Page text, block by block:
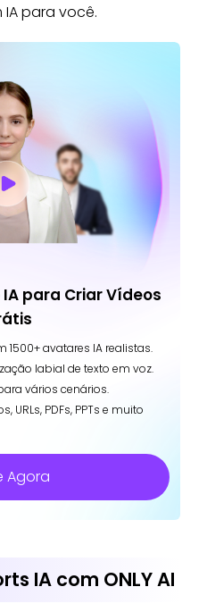
para você.
para Criar Vídeos
1500+ avatares IA realistas.
labial de texto em voz.
vários cenários.
URLs, PDFs, PPTs e muito
Agora
IA com ONLY AI